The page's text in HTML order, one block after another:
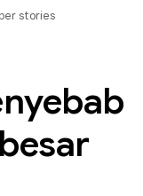
stories